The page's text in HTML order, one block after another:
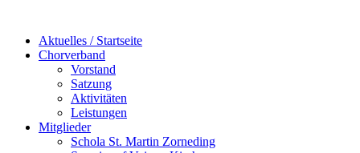
Aktuelles / Startseite
Chorverband
Vorstand
Satzung
Aktivitäten
Leistungen
Mitglieder
Schola St. Martin Zorneding